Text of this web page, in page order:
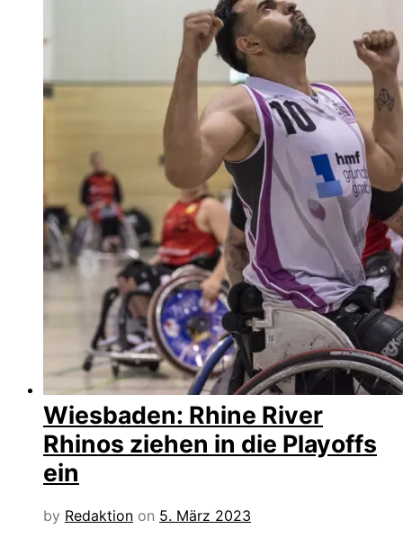
Wiesbaden: Rhine River
Rhinos ziehen in die Playoffs
ein
by Redaktion on 5. März 2023